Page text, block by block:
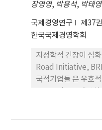
장영영, 박용석, 박태영
국제경영연구 제37
한국국제경영학회
지정학적 긴장이 심
Road Initiative,
국적기업들 은 우호
신 전략이 이러한